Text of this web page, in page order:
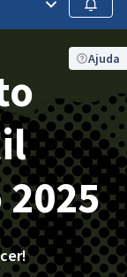
Menu Seguir
Ajuda